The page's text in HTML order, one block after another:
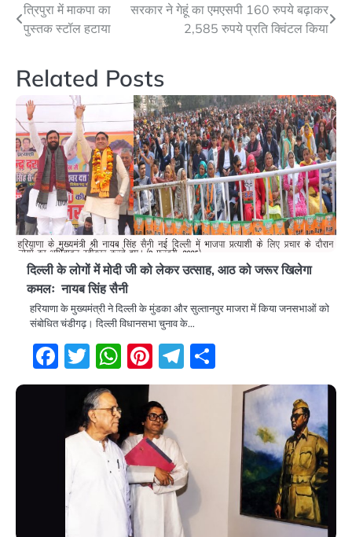
Post
navigation
त्रिपुरा में माकपा का
पुस्तक स्टॉल हटाया
सरकार ने गेहूं का एमएसपी 160 रुपये बढ़ाकर
2,585 रुपये प्रति क्विंटल किया
Related Posts
दिल्ली के लोगों में मोदी जी को लेकर उत्साह, आठ को जरूर खिलेगा
कमलः नायब सिंह सैनी
हरियाणा के मुख्यमंत्री ने दिल्ली के मुंडका और सुल्तानपुर माजरा में किया जनसभाओं को
संबोधित चंडीगढ़। दिल्ली विधानसभा चुनाव के…
Facebook
Twitter
WhatsApp
Pinterest
Telegram